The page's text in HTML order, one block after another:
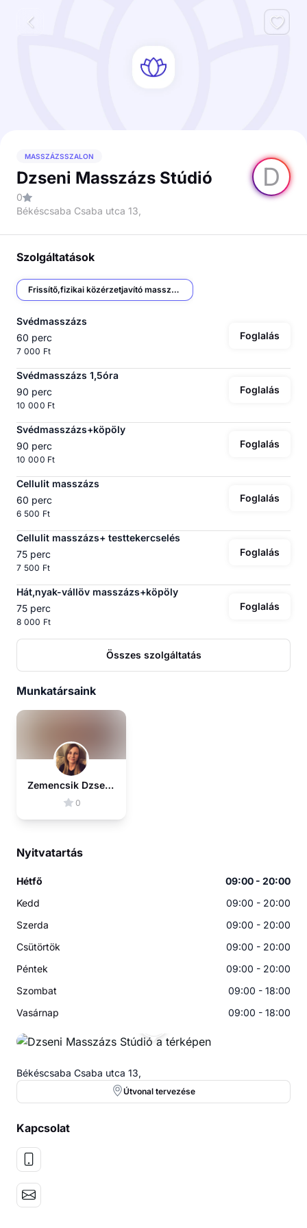
D
MASSZÁZSSZALON
Dzseni Masszázs Stúdió
0
Békéscsaba Csaba utca 13,
Szolgáltatások
Frissítő,fizikai közérzetjavító masszázs
Svédmasszázs
60 perc
7 000 Ft
Foglalás
Svédmasszázs 1,5óra
90 perc
10 000 Ft
Foglalás
Svédmasszázs+köpöly
90 perc
10 000 Ft
Foglalás
Cellulit masszázs
60 perc
6 500 Ft
Foglalás
Cellulit masszázs+ testtekercselés
75 perc
7 500 Ft
Foglalás
Hát,nyak-vállöv masszázs+köpöly
75 perc
8 000 Ft
Foglalás
Összes szolgáltatás
Munkatársaink
Zemencsik Dzsenifer
0
Nyitvatartás
Hétfő
09:00 - 20:00
Kedd
09:00 - 20:00
Szerda
09:00 - 20:00
Csütörtök
09:00 - 20:00
Péntek
09:00 - 20:00
Szombat
09:00 - 18:00
Vasárnap
09:00 - 18:00
Békéscsaba Csaba utca 13,
Útvonal tervezése
Kapcsolat